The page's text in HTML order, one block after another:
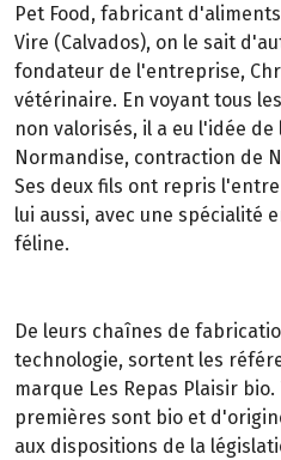
Pet Food, fabricant
Vire (Calvados), on le sait
fondateur de l'entreprise,
vétérinaire. En voyant tous
non valorisés, il a eu l'idée
Normandise, contraction de
Ses deux fils ont repris
lui aussi, avec une spécialité
féline.
De leurs chaînes de
technologie, sortent les
marque Les Repas Plaisir
premières sont bio et
aux dispositions de la